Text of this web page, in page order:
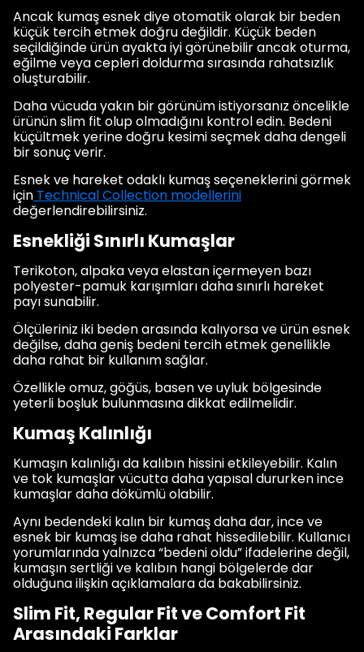
Ancak kumaş esnek diye otomatik olarak bir beden
küçük tercih etmek doğru değildir. Küçük beden
seçildiğinde ürün ayakta iyi görünebilir ancak oturma,
eğilme veya cepleri doldurma sırasında rahatsızlık
oluşturabilir.
Daha vücuda yakın bir görünüm istiyorsanız öncelikle
ürünün slim fit olup olmadığını kontrol edin. Bedeni
küçültmek yerine doğru kesimi seçmek daha dengeli
bir sonuç verir.
Esnek ve hareket odaklı kumaş seçeneklerini görmek
için Technical Collection modellerini
değerlendirebilirsiniz.
Esnekliği Sınırlı Kumaşlar
Terikoton, alpaka veya elastan içermeyen bazı
polyester-pamuk karışımları daha sınırlı hareket
payı sunabilir.
Ölçüleriniz iki beden arasında kalıyorsa ve ürün esnek
değilse, daha geniş bedeni tercih etmek genellikle
daha rahat bir kullanım sağlar.
Özellikle omuz, göğüs, basen ve uyluk bölgesinde
yeterli boşluk bulunmasına dikkat edilmelidir.
Kumaş Kalınlığı
Kumaşın kalınlığı da kalıbın hissini etkileyebilir. Kalın
ve tok kumaşlar vücutta daha yapısal dururken ince
kumaşlar daha dökümlü olabilir.
Aynı bedendeki kalın bir kumaş daha dar, ince ve
esnek bir kumaş ise daha rahat hissedilebilir. Kullanıcı
yorumlarında yalnızca “bedeni oldu” ifadelerine değil,
kumaşın sertliği ve kalıbın hangi bölgelerde dar
olduğuna ilişkin açıklamalara da bakabilirsiniz.
Slim Fit, Regular Fit ve Comfort Fit
Arasındaki Farklar